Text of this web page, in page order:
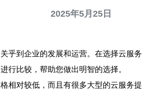
2025年5月25日
乎到企业的发展和运营。在选择云服
行比较，帮助您做出明智的选择。
相对较低，而且有很多大型的云服务